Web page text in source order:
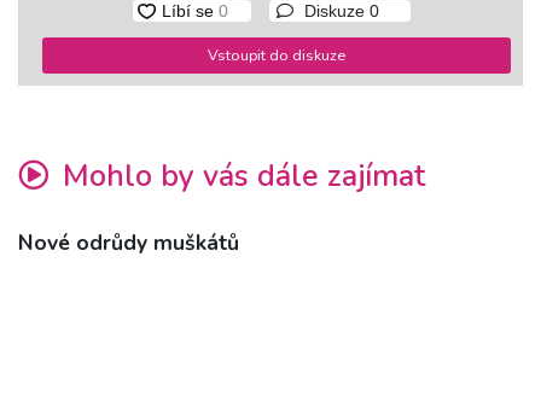
Diskuze 0
Vstoupit do diskuze
Mohlo by vás dále zajímat
Nové odrůdy muškátů